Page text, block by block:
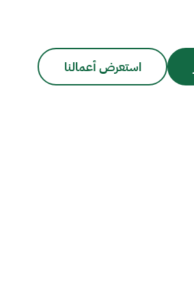
استعرض أعمالنا